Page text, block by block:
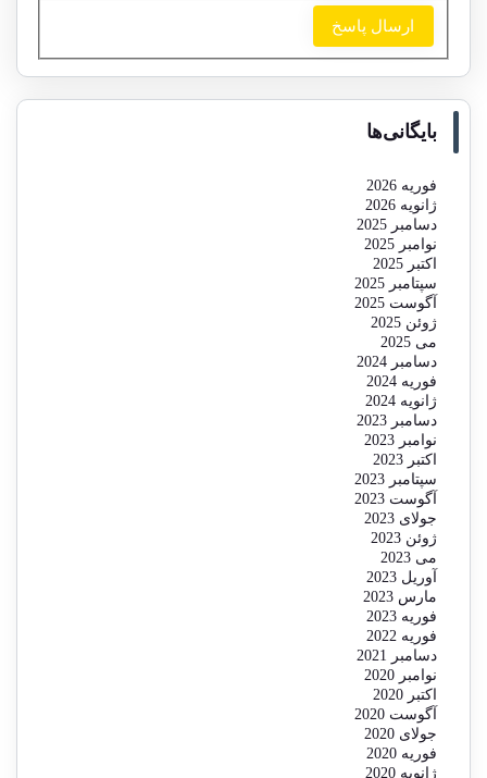
بایگانی‌ها
فوریه 2026
ژانویه 2026
دسامبر 2025
نوامبر 2025
اکتبر 2025
سپتامبر 2025
آگوست 2025
ژوئن 2025
می 2025
دسامبر 2024
فوریه 2024
ژانویه 2024
دسامبر 2023
نوامبر 2023
اکتبر 2023
سپتامبر 2023
آگوست 2023
جولای 2023
ژوئن 2023
می 2023
آوریل 2023
مارس 2023
فوریه 2023
فوریه 2022
دسامبر 2021
نوامبر 2020
اکتبر 2020
آگوست 2020
جولای 2020
فوریه 2020
ژانویه 2020